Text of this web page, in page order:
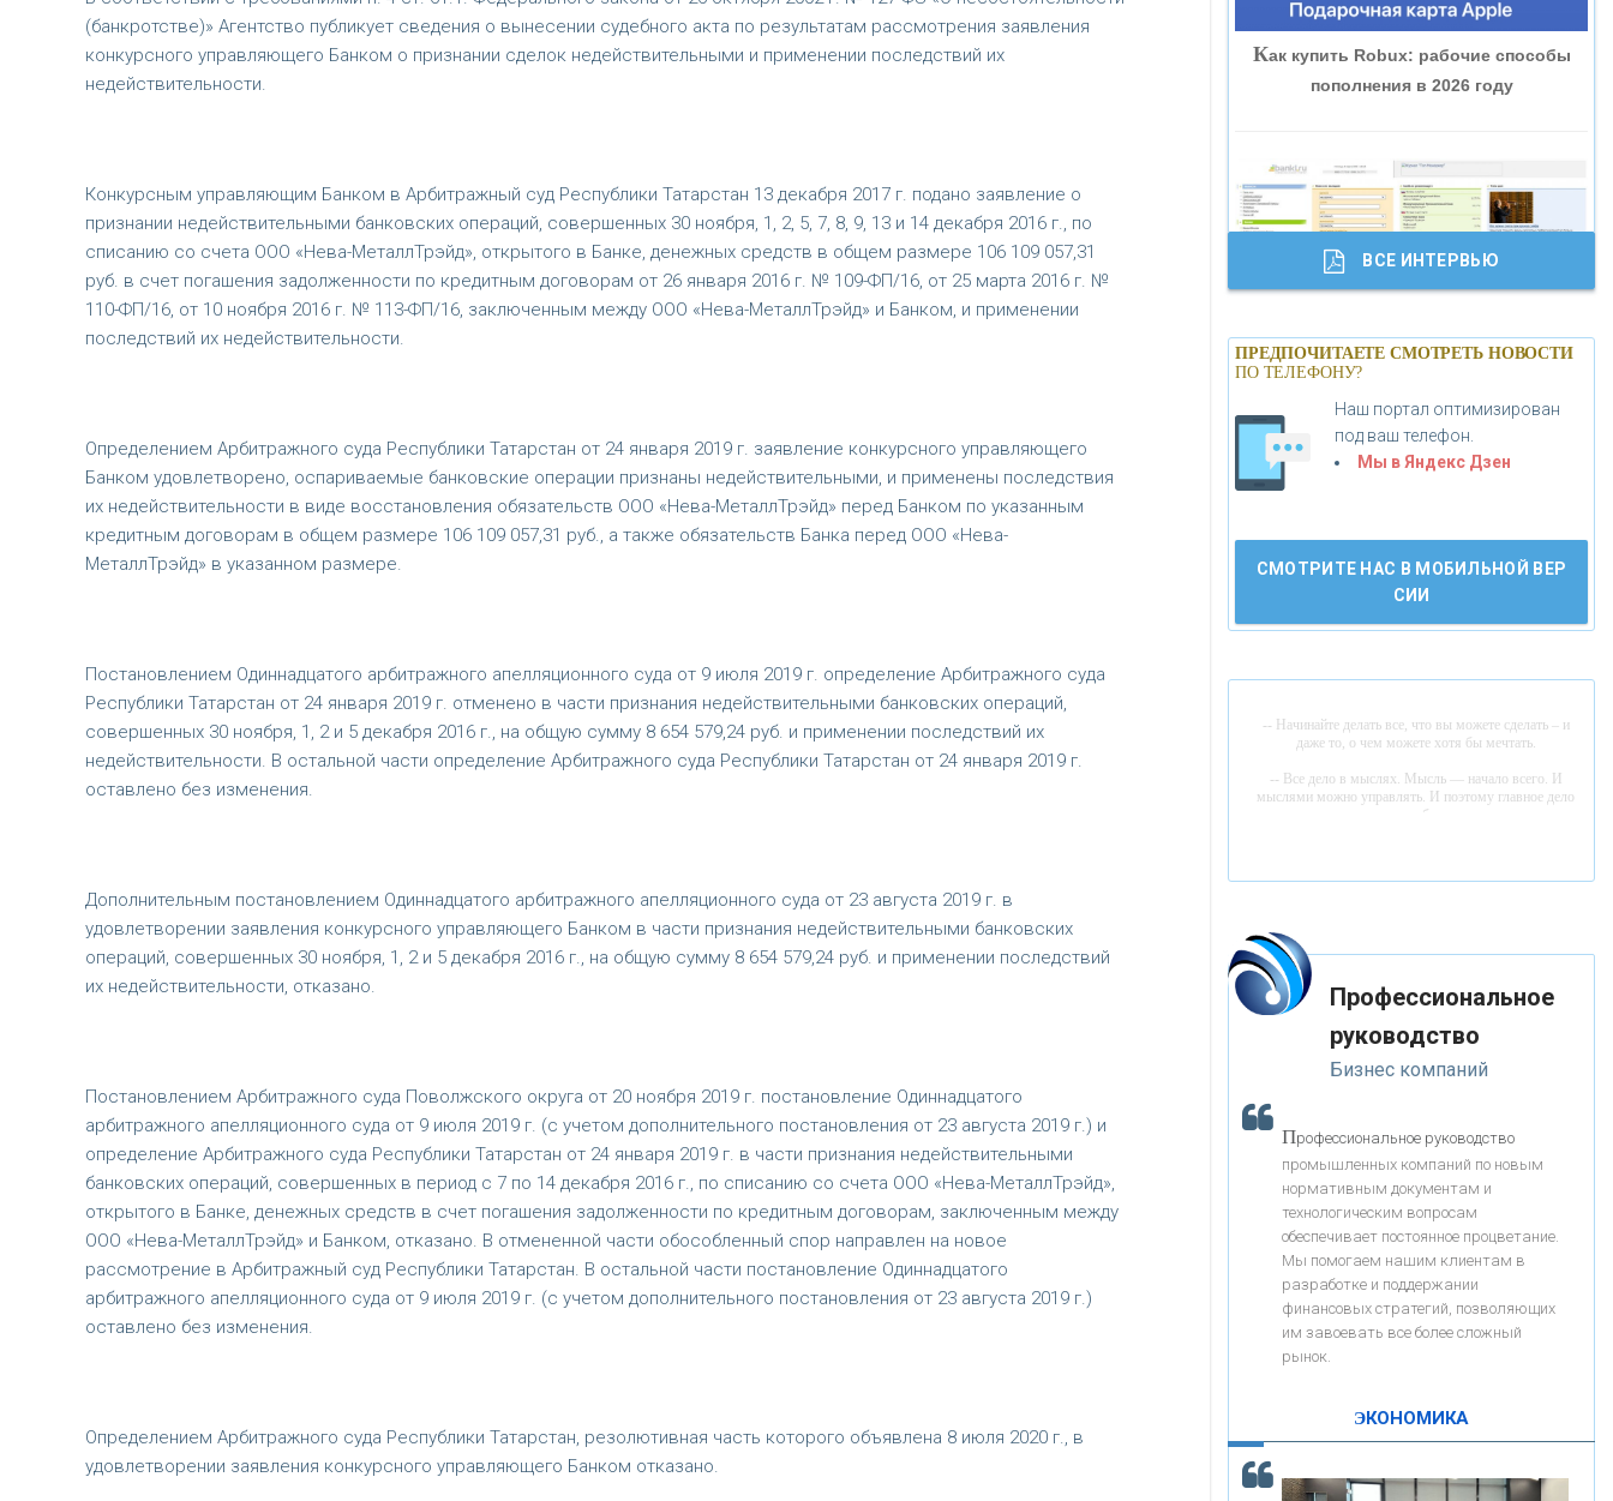
(банкротстве)» Агентство публикует сведения о вынесении судебного акта по результатам рассмотрения заявления
конкурсного управляющего Банком о признании сделок недействительными и применении последствий их
недействительности.
Конкурсным управляющим Банком в Арбитражный суд Республики Татарстан 13 декабря 2017 г. подано заявление о
признании недействительными банковских операций, совершенных 30 ноября, 1, 2, 5, 7, 8, 9, 13 и 14 декабря 2016 г., по
списанию со счета ООО «Нева-МеталлТрэйд», открытого в Банке, денежных средств в общем размере 106 109 057,31
руб. в счет погашения задолженности по кредитным договорам от 26 января 2016 г. № 109-ФП/16, от 25 марта 2016 г. №
110-ФП/16, от 10 ноября 2016 г. № 113-ФП/16, заключенным между ООО «Нева-МеталлТрэйд» и Банком, и применении
последствий их недействительности.
Определением Арбитражного суда Республики Татарстан от 24 января 2019 г. заявление конкурсного управляющего
Банком удовлетворено, оспариваемые банковские операции признаны недействительными, и применены последствия
их недействительности в виде восстановления обязательств ООО «Нева-МеталлТрэйд» перед Банком по указанным
кредитным договорам в общем размере 106 109 057,31 руб., а также обязательств Банка перед ООО «Нева-
МеталлТрэйд» в указанном размере.
Постановлением Одиннадцатого арбитражного апелляционного суда от 9 июля 2019 г. определение Арбитражного суда
Республики Татарстан от 24 января 2019 г. отменено в части признания недействительными банковских операций,
совершенных 30 ноября, 1, 2 и 5 декабря 2016 г., на общую сумму 8 654 579,24 руб. и применении последствий их
недействительности. В остальной части определение Арбитражного суда Республики Татарстан от 24 января 2019 г.
оставлено без изменения.
Дополнительным постановлением Одиннадцатого арбитражного апелляционного суда от 23 августа 2019 г. в
удовлетворении заявления конкурсного управляющего Банком в части признания недействительными банковских
операций, совершенных 30 ноября, 1, 2 и 5 декабря 2016 г., на общую сумму 8 654 579,24 руб. и применении последствий
их недействительности, отказано.
Постановлением Арбитражного суда Поволжского округа от 20 ноября 2019 г. постановление Одиннадцатого
арбитражного апелляционного суда от 9 июля 2019 г. (с учетом дополнительного постановления от 23 августа 2019 г.) и
определение Арбитражного суда Республики Татарстан от 24 января 2019 г. в части признания недействительными
банковских операций, совершенных в период с 7 по 14 декабря 2016 г., по списанию со счета ООО «Нева-МеталлТрэйд»,
открытого в Банке, денежных средств в счет погашения задолженности по кредитным договорам, заключенным между
ООО «Нева-МеталлТрэйд» и Банком, отказано. В отмененной части обособленный спор направлен на новое
рассмотрение в Арбитражный суд Республики Татарстан. В остальной части постановление Одиннадцатого
арбитражного апелляционного суда от 9 июля 2019 г. (с учетом дополнительного постановления от 23 августа 2019 г.)
оставлено без изменения.
Определением Арбитражного суда Республики Татарстан, резолютивная часть которого объявлена 8 июля 2020 г., в
удовлетворении заявления конкурсного управляющего Банком отказано.
«БАНК ГЛОБЭКС»
«ТРАСТ»
«ГАЗПРОМБАНК»
«МОСКОВСКИЙ КРЕДИТНЫЙ
БАНК»
«АБСОЛЮТ БАНК»
АО «КРЕДИТ ЕВРОПА БАНК»
«РОССИЙСКИЙ КАПИТАЛ»
«НАЦИОНАЛЬНЫЙ
«ЗАПСИБКОМБАНК»
«РОСЕВРОБАНК»
«ПРЕСС-СЛУЖБА ВТБ24»
«АВТОГРАДБАНК»
«ПРОМРЕГИОНБАНК»
ОНАС
КОНТАКТЫ
Как купить Robux: рабочие способы
пополнения в 2026 году
Банки.ру обновил логотип впервые за
19 лет - «Лента новостей»
лет изменила финансовый рынок -
корость - один из главных трендов в
кредитовании бизнеса - «Интервью»
ВСЕ ИНТЕРВЬЮ
ПРЕДПОЧИТАЕТЕ СМОТРЕТЬ НОВОСТИ
ПО ТЕЛЕФОНУ?
Наш портал оптимизирован
под ваш телефон.
Мы в Яндекс Дзен
СМОТРИТЕ НАС В МОБИЛЬНОЙ ВЕР
СИИ
-- Начинайте делать все, что вы можете сделать – и
даже то, о чем можете хотя бы мечтать.
-- Все дело в мыслях. Мысль — начало всего. И
мыслями можно управлять. И поэтому главное дело
совершенствования: работать над мыслями.
-- Лучшее, что можно сделать с хорошим советом, это
пропустить его мимо ушей. Он никогда не бывает
полезен никому, кроме того, кто его дал.
-- Люблю давать советы и очень не люблю, когда их
дают мне.
Профессиональное
руководство
Бизнес компаний
Профессиональное руководство
промышленных компаний по новым
нормативным документам и
технологическим вопросам
обеспечивает постоянное процветание.
Мы помогаем нашим клиентам в
разработке и поддержании
финансовых стратегий, позволяющих
им завоевать все более сложный
рынок.
ЭКОНОМИКА